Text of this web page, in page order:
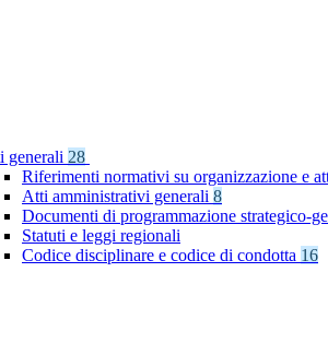
generali 28
Riferimenti normativi su organizzazione e
Atti amministrativi generali 8
Documenti di programmazione strategico-
Statuti e leggi regionali
Codice disciplinare e codice di condotta 16